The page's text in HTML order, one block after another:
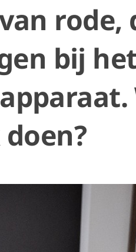
rode,
bij